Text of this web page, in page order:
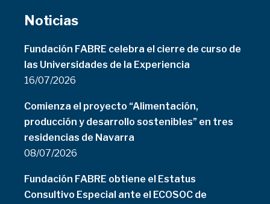
Noticias
Fundación FABRE celebra el cierre de curso de
las Universidades de la Experiencia
16/07/2026
Comienza el proyecto “Alimentación,
producción y desarrollo sostenibles” en tres
residencias de Navarra
08/07/2026
Fundación FABRE obtiene el Estatus
Consultivo Especial ante el ECOSOC de